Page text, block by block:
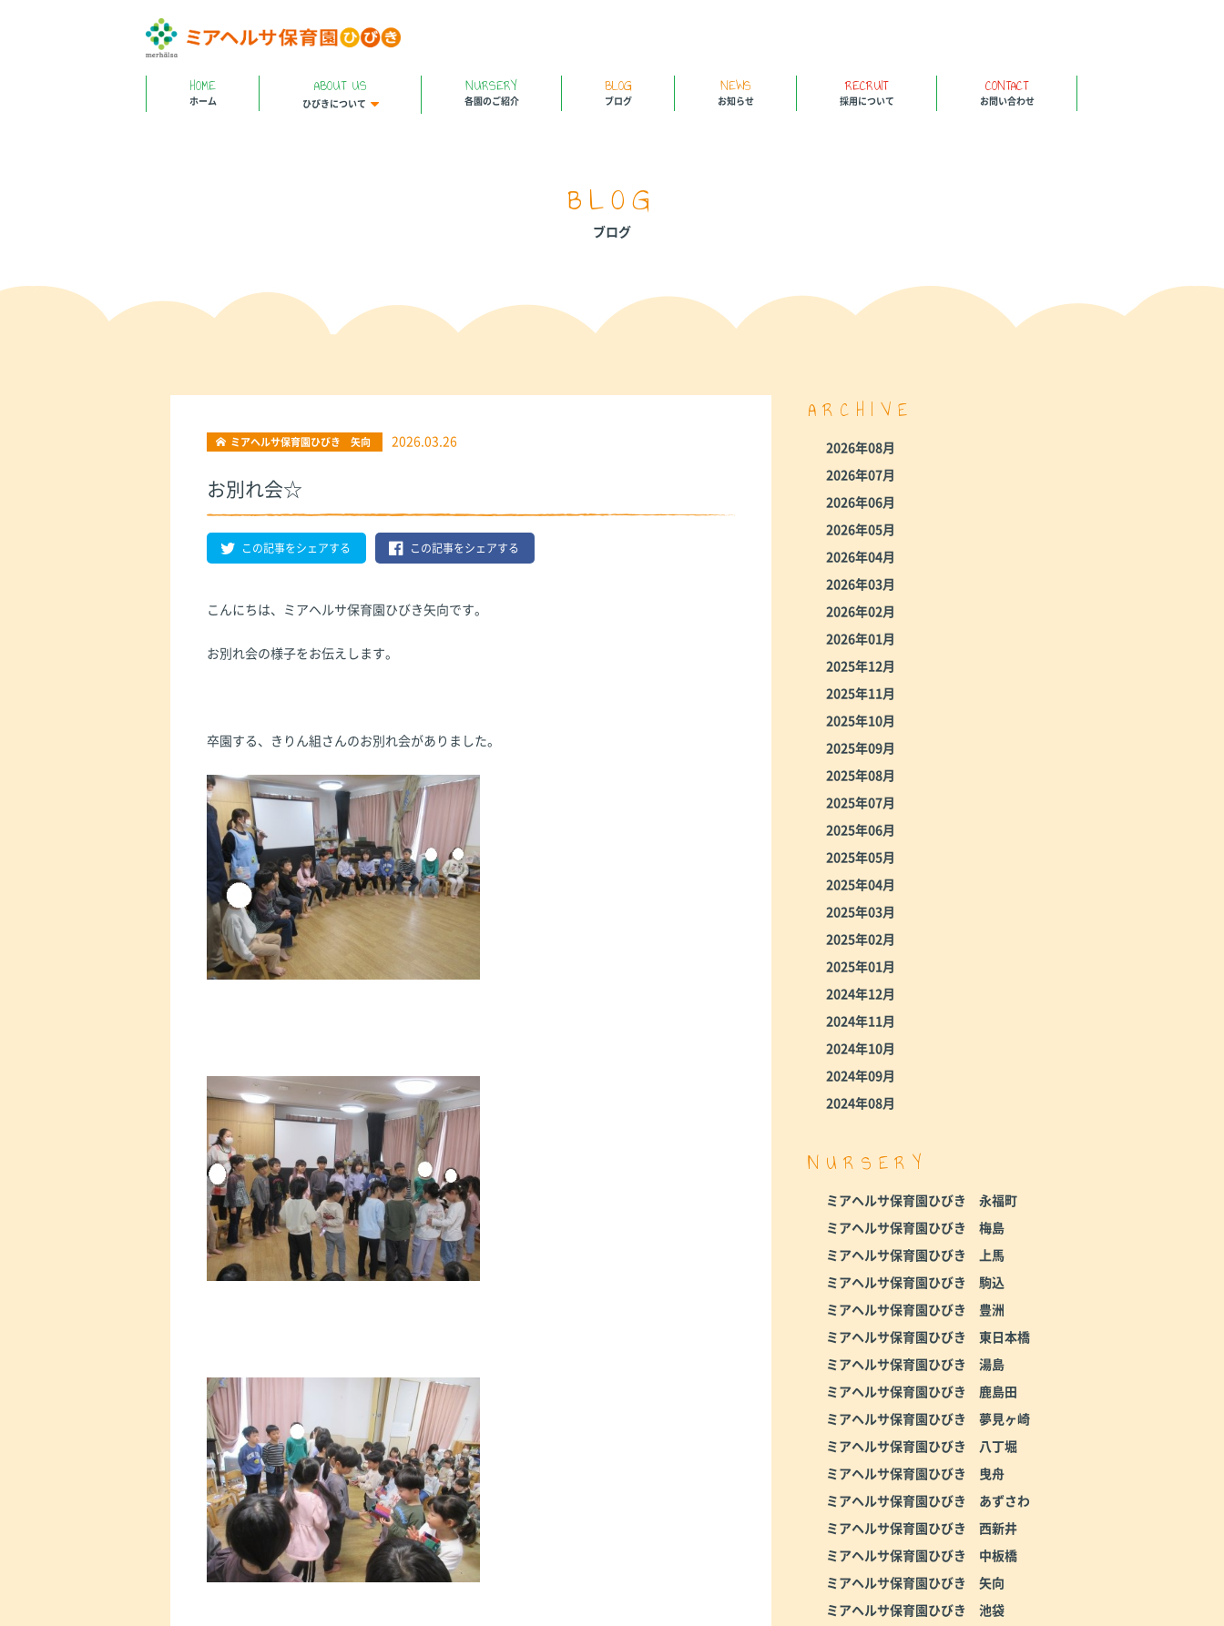
HOME
ホーム
ABOUT US
ひびきについて
NURSERY
各園のご紹介
BLOG
ブログ
NEWS
お知らせ
RECRUIT
採用について
CONTACT
お問い合わせ
BLOG
ブログ
ミアヘルサ保育園ひびき 矢向 2026.03.26
お別れ会☆
この記事をシェアする この記事をシェアする
こんにちは、ミアヘルサ保育園ひびき矢向です。
お別れ会の様子をお伝えします。
卒園する、きりん組さんのお別れ会がありました。
ARCHIVE
2026年08月
2026年07月
2026年06月
2026年05月
2026年04月
2026年03月
2026年02月
2026年01月
2025年12月
2025年11月
2025年10月
2025年09月
2025年08月
2025年07月
2025年06月
2025年05月
2025年04月
2025年03月
2025年02月
2025年01月
2024年12月
2024年11月
2024年10月
2024年09月
2024年08月
NURSERY
ミアヘルサ保育園ひびき 永福町
ミアヘルサ保育園ひびき 梅島
ミアヘルサ保育園ひびき 上馬
ミアヘルサ保育園ひびき 駒込
ミアヘルサ保育園ひびき 豊洲
ミアヘルサ保育園ひびき 東日本橋
ミアヘルサ保育園ひびき 湯島
ミアヘルサ保育園ひびき 鹿島田
ミアヘルサ保育園ひびき 夢見ヶ崎
ミアヘルサ保育園ひびき 八丁堀
ミアヘルサ保育園ひびき 曳舟
ミアヘルサ保育園ひびき あずさわ
ミアヘルサ保育園ひびき 西新井
ミアヘルサ保育園ひびき 中板橋
ミアヘルサ保育園ひびき 矢向
ミアヘルサ保育園ひびき 池袋